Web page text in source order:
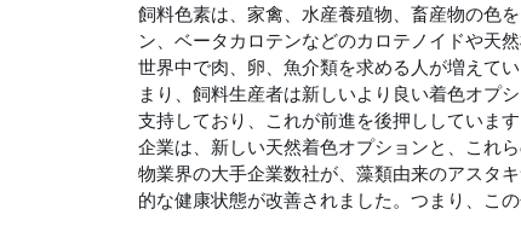
飼料色素は、家禽、水産養殖物、畜産物の色
ン、ベータカロテンなどのカロテノイドや天
世界中で肉、卵、魚介類を求める人が増えて
まり、飼料生産者は新しいより良い着色オプ
支持しており、これが前進を後押ししていま
企業は、新しい天然着色オプションと、これ
物業界の大手企業数社が、藻類由来のアスタ
的な健康状態が改善されました。つまり、こ